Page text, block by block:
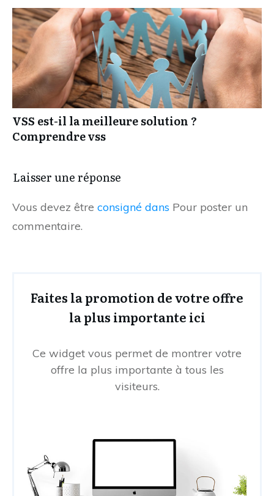
VSS est-il la meilleure solution ?
Comprendre vss
Laisser une réponse
Vous devez être consigné dans Pour poster un
commentaire.
Faites la promotion de votre offre
la plus importante ici
Ce widget vous permet de montrer votre
offre la plus importante à tous les
visiteurs.